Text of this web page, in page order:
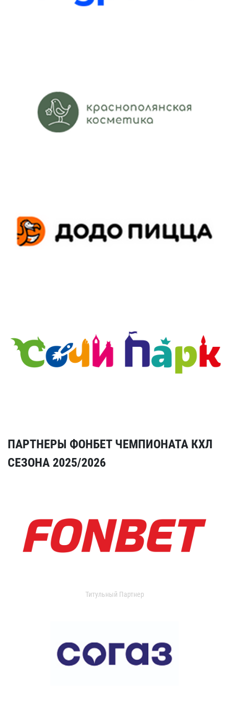
ПАРТНЕРЫ ФОНБЕТ ЧЕМПИОНАТА КХЛ
СЕЗОНА 2025/2026
Титульный Партнер